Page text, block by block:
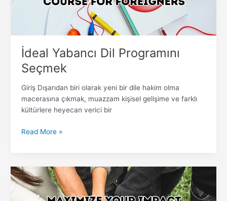
İdeal Yabancı Dil Programını
Seçmek
Giriş Dışarıdan biri olarak yeni bir dile hakim olma
macerasına çıkmak, muazzam kişisel gelişime ve farklı
kültürlere heyecan verici bir
Read More »
Türkçe
Ustalığıyla
Türkiye’deki